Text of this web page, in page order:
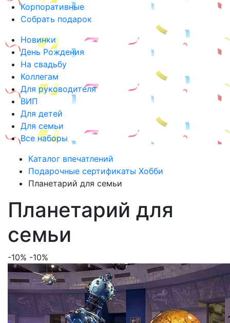
Корпоративные
Собрать подарок
Новинки
День Рождения
На свадьбу
Коллегам
Для руководителя
ВИП
Для детей
Для семьи
Все наборы
Каталог впечатлений
Подарочные сертификаты Хобби
Планетарий для семьи
Планетарий для
семьи
-10% -10%